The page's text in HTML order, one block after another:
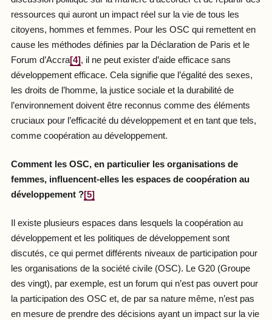
ressources qui auront un impact réel sur la vie de tous les
citoyens, hommes et femmes. Pour les OSC qui remettent en
cause les méthodes définies par la Déclaration de Paris et le
Forum d’Accra[4], il ne peut exister d’aide efficace sans
développement efficace. Cela signifie que l’égalité des sexes,
les droits de l’homme, la justice sociale et la durabilité de
l’environnement doivent être reconnus comme des éléments
cruciaux pour l’efficacité du développement et en tant que tels,
comme coopération au développement.
Comment les OSC, en particulier les organisations de
femmes, influencent-elles les espaces de coopération au
développement ?[5]
Il existe plusieurs espaces dans lesquels la coopération au
développement et les politiques de développement sont
discutés, ce qui permet différents niveaux de participation pour
les organisations de la société civile (OSC). Le G20 (Groupe
des vingt), par exemple, est un forum qui n’est pas ouvert pour
la participation des OSC et, de par sa nature même, n’est pas
en mesure de prendre des décisions ayant un impact sur la vie